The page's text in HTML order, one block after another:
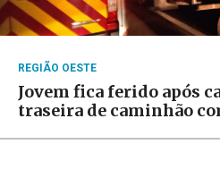
REGIÃO OESTE
Jovem fica ferido após
traseira de caminhão